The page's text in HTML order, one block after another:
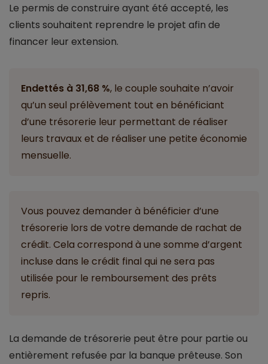
Le permis de construire ayant été accepté, les
clients souhaitent reprendre le projet afin de
financer leur extension.
Endettés à 31,68 %, le couple souhaite n’avoir
qu’un seul prélèvement tout en bénéficiant
d’une trésorerie leur permettant de réaliser
leurs travaux et de réaliser une petite économie
mensuelle.
Vous pouvez demander à bénéficier d’une
trésorerie lors de votre demande de rachat de
crédit. Cela correspond à une somme d’argent
incluse dans le crédit final qui ne sera pas
utilisée pour le remboursement des prêts
repris.
La demande de trésorerie peut être pour partie ou
entièrement refusée par la banque prêteuse. Son